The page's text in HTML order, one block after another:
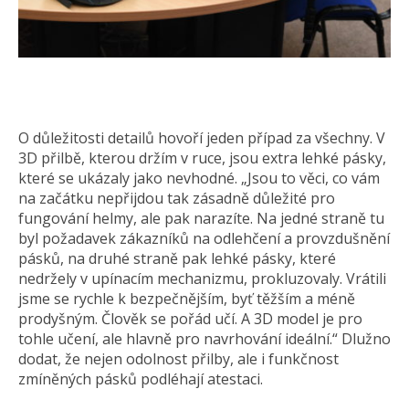
O důležitosti detailů hovoří jeden případ za všechny. V
3D přilbě, kterou držím v ruce, jsou extra lehké pásky,
které se ukázaly jako nevhodné. „Jsou to věci, co vám
na začátku nepřijdou tak zásadně důležité pro
fungování helmy, ale pak narazíte. Na jedné straně tu
byl požadavek zákazníků na odlehčení a provzdušnění
pásků, na druhé straně pak lehké pásky, které
nedržely v upínacím mechanizmu, prokluzovaly. Vrátili
jsme se rychle k bezpečnějším, byť těžším a méně
prodyšným. Člověk se pořád učí. A 3D model je pro
tohle učení, ale hlavně pro navrhování ideální.“ Dlužno
dodat, že nejen odolnost přilby, ale i funkčnost
zmíněných pásků podléhají atestaci.